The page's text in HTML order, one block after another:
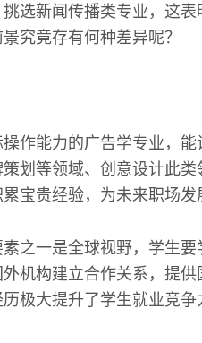
选新闻传播类专业，这
究竟存有何种差异呢？
作能力的广告学专业，
划等领域、创意设计此
宝贵经验，为未来职场发
之一是全球视野，学生
机构建立合作关系，提
极大提升了学生就业竞争